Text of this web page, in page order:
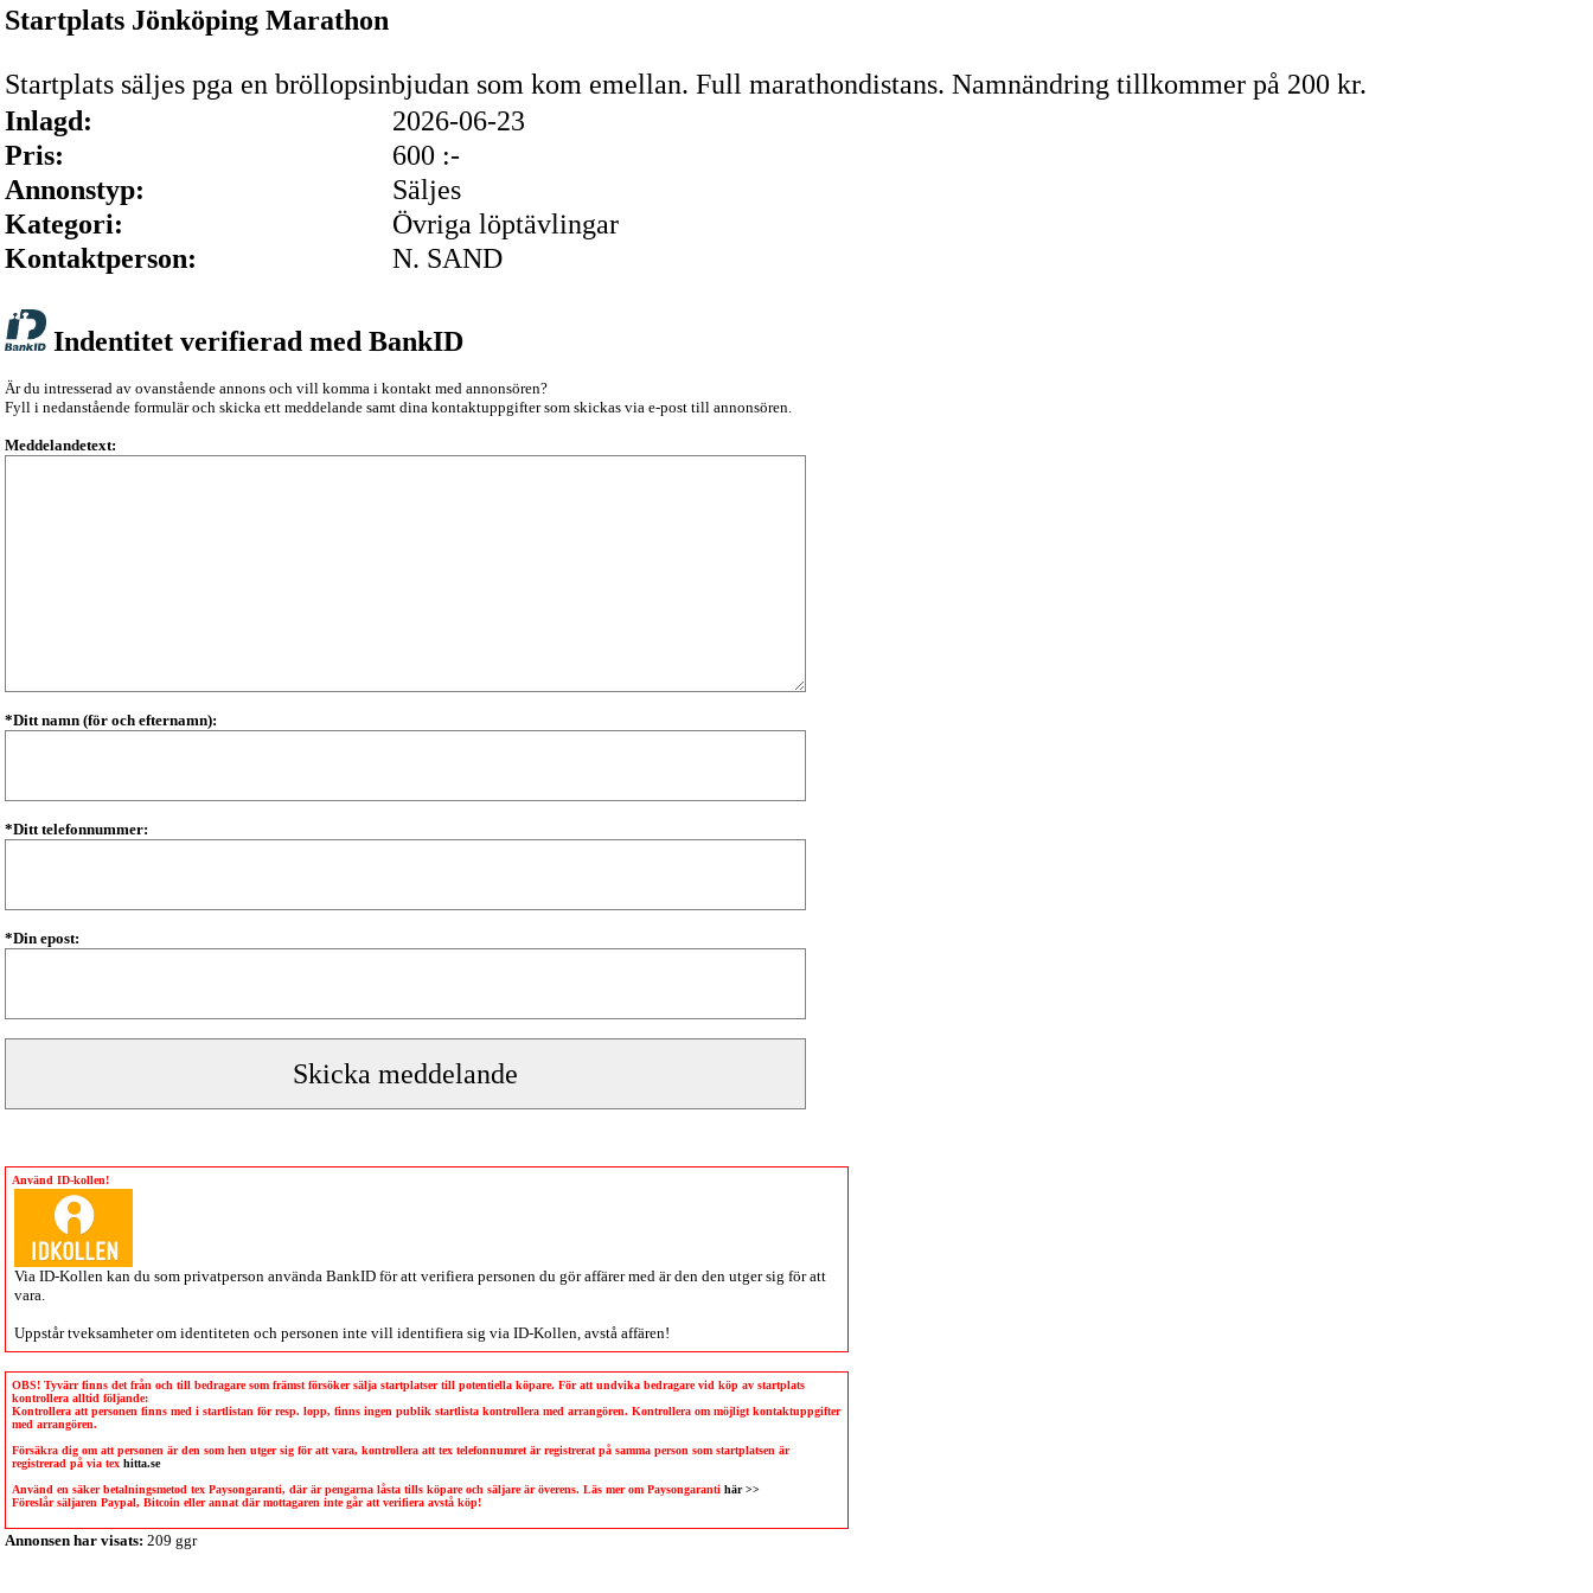
Startplats Jönköping Marathon
Startplats säljes pga en bröllopsinbjudan som kom emellan. Full marathondistans. Namnändring tillkommer på 200 kr.
Inlagd:
2026-06-23
Pris:
600 :-
Annonstyp:
Säljes
Kategori:
Övriga löptävlingar
Kontaktperson:
N. SAND
Indentitet verifierad med BankID
Är du intresserad av ovanstående annons och vill komma i kontakt med annonsören?
Fyll i nedanstående formulär och skicka ett meddelande samt dina kontaktuppgifter som skickas via e-post till annonsören.
Meddelandetext:
*Ditt namn (för och efternamn):
*Ditt telefonnummer:
*Din epost:
Använd ID-kollen!
Via ID-Kollen kan du som privatperson använda BankID för att verifiera personen du gör affärer med är den den utger sig för att
vara.
Uppstår tveksamheter om identiteten och personen inte vill identifiera sig via ID-Kollen , avstå affären!
OBS! Tyvärr finns det från och till bedragare som främst försöker sälja startplatser till potentiella köpare. För att undvika bedragare vid köp av startplats
kontrollera alltid följande:
Kontrollera att personen finns med i startlistan för resp. lopp, finns ingen publik startlista kontrollera med arrangören. Kontrollera om möjligt kontaktuppgifter
med arrangören.
Försäkra dig om att personen är den som hen utger sig för att vara, kontrollera att tex telefonnumret är registrerat på samma person som startplatsen är
registrerad på via tex hitta.se
Använd en säker betalningsmetod tex Paysongaranti, där är pengarna låsta tills köpare och säljare är överens. Läs mer om Paysongaranti här >>
Föreslår säljaren Paypal, Bitcoin eller annat där mottagaren inte går att verifiera avstå köp!
Annonsen har visats: 209 ggr